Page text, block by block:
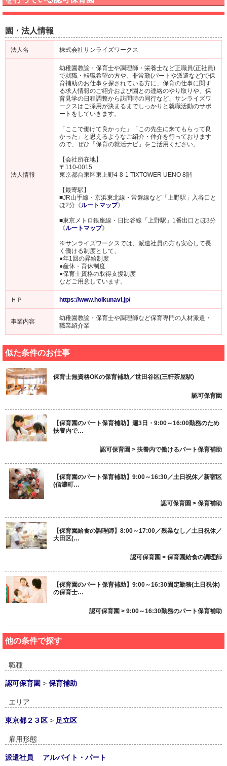
園・法人情報
法人名 株式会社サンライズワークス
法人情報
幼稚園教諭・保育士や調理師・栄養士など正職員(正社員)
で就職・転職希望の方や、非常勤(パートや派遣など)で保
育補助のお仕事を探されている方に、保育の仕事に関す
る求人情報のご紹介および園との連絡のやり取りや、保
育見学の日程調整から訪問時の同行など、サンライズワ
ークスはご採用が決まるまでしっかりと就職活動のサポ
ートをしていきます。
「ここで働けて良かった」「この先生に来てもらって良
かった」と思えるようなご紹介・仲介を行っております
ので、ぜひ「保育の就活ナビ」をご活用ください。
【会社所在地】
〒110-0015
東京都台東区東上野4-8-1 TIXTOWER UENO 8階
【最寄駅】
■JR山手線・京浜東北線・常磐線など「上野駅」入谷口と
ほ2分《ルートマップ》
■東京メトロ銀座線・日比谷線「上野駅」1番出口とほ3分
《ルートマップ》
※サンライズワークスでは、派遣社員の方も安心して長
く働ける制度として、
●年1回の昇給制度
●産休・育休制度
●保育士資格の取得支援制度
などご用意しています。
ＨＰ https://www.hoikunavi.jp/
事業内容
幼稚園教諭・保育士や調理師など保育専門の人材派遣・
職業紹介業
似た条件のお仕事
保育士無資格OKの保育補助／世田谷区(三軒茶屋駅)
認可保育園
【保育園のパート保育補助】週3日・9:00～16:00勤務のため
扶養内で…
認可保育園 > 扶養内で働けるパート保育補助
【保育園のパート保育補助】9:00～16:30／土日祝休／新宿区
(信濃町…
認可保育園 > 保育補助
【保育園給食の調理師】8:00～17:00／残業なし／土日祝休／
大田区(…
認可保育園 > 保育園給食の調理師
【保育園のパート保育補助】9:00～16:30固定勤務(土日祝休)
の保育士…
認可保育園 > 9:00～16:30勤務のパート保育補助
他の条件で探す
職種
認可保育園 > 保育補助
エリア
東京都２３区 > 足立区
雇用形態
派遣社員 アルバイト・パート